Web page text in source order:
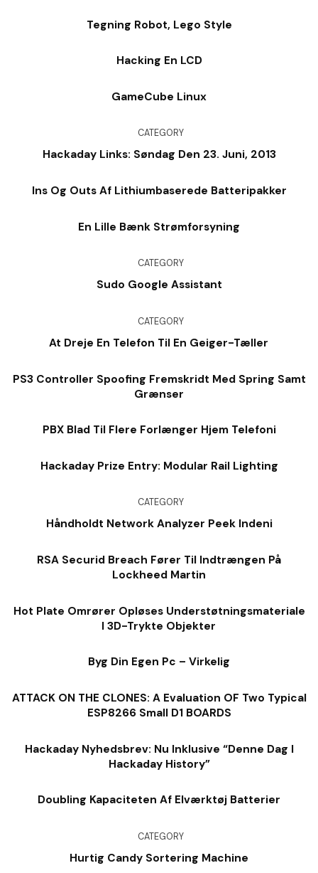
Tegning Robot, Lego Style
Hacking En LCD
GameCube Linux
CATEGORY
Hackaday Links: Søndag Den 23. Juni, 2013
Ins Og Outs Af Lithiumbaserede Batteripakker
En Lille Bænk Strømforsyning
CATEGORY
Sudo Google Assistant
CATEGORY
At Dreje En Telefon Til En Geiger-Tæller
PS3 Controller Spoofing Fremskridt Med Spring Samt
Grænser
PBX Blad Til Flere Forlænger Hjem Telefoni
Hackaday Prize Entry: Modular Rail Lighting
CATEGORY
Håndholdt Network Analyzer Peek Indeni
RSA Securid Breach Fører Til Indtrængen På
Lockheed Martin
Hot Plate Omrører Opløses Understøtningsmateriale
I 3D-Trykte Objekter
Byg Din Egen Pc – Virkelig
ATTACK ON THE CLONES: A Evaluation OF Two Typical
ESP8266 Small D1 BOARDS
Hackaday Nyhedsbrev: Nu Inklusive “denne Dag I
Hackaday History”
Doubling Kapaciteten Af ​​elværktøj Batterier
CATEGORY
Hurtig Candy Sortering Machine